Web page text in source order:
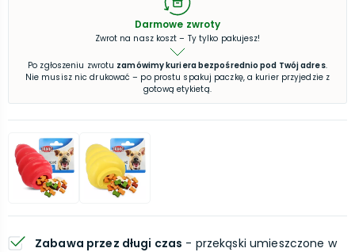
Darmowe zwroty
Zwrot na nasz koszt – Ty tylko pakujesz!
Po zgłoszeniu zwrotu zamówimy kuriera bezpośrednio pod Twój adres.
Nie musisz nic drukować – po prostu spakuj paczkę, a kurier przyjedzie z
gotową etykietą.
Zabawa przez długi czas - przekąski umieszczone w